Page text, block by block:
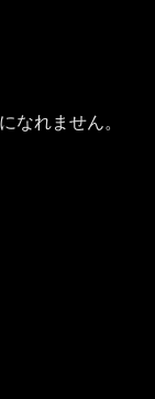
なれません。